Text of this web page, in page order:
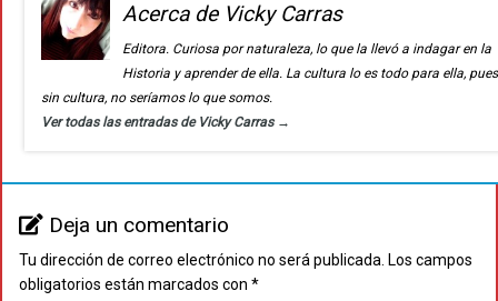
Acerca de Vicky Carras
Editora. Curiosa por naturaleza, lo que la llevó a indagar en la
Historia y aprender de ella. La cultura lo es todo para ella, pues
sin cultura, no seríamos lo que somos.
Ver todas las entradas de Vicky Carras →
Deja un comentario
Tu dirección de correo electrónico no será publicada. Los campos
obligatorios están marcados con *